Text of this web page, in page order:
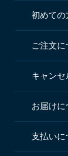
初めての
ご注文に
キャンセ
お届けに
支払いに